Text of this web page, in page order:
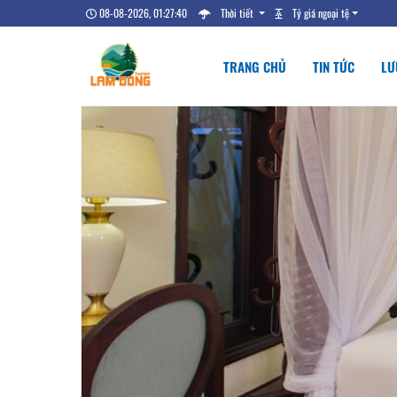
08-08-2026, 01:27:41 Thời tiết Tỷ giá ngoại tệ
TRANG CHỦ TIN TỨC